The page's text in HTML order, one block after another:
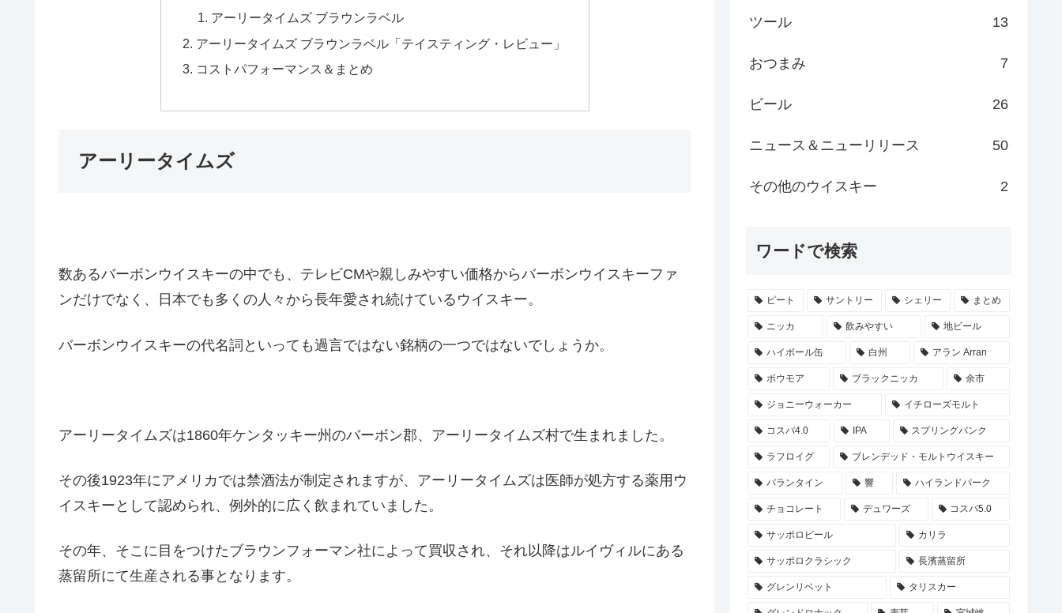
アーリータイムズ ブラウンラベル
アーリータイムズ ブラウンラベル「テイスティング・レビュー」
コストパフォーマンス＆まとめ
アーリータイムズ
数あるバーボンウイスキーの中でも、テレビCMや親しみやすい価格からバーボンウイスキーファ
ンだけでなく、日本でも多くの人々から長年愛され続けているウイスキー。
バーボンウイスキーの代名詞といっても過言ではない銘柄の一つではないでしょうか。
アーリータイムズは1860年ケンタッキー州のバーボン郡、アーリータイムズ村で生まれました。
その後1923年にアメリカでは禁酒法が制定されますが、アーリータイムズは医師が処方する薬用ウ
イスキーとして認められ、例外的に広く飲まれていました。
その年、そこに目をつけたブラウンフォーマン社によって買収され、それ以降はルイヴィルにある
蒸留所にて生産される事となります。
ツール 13
おつまみ 7
ビール 26
ニュース＆ニューリリース 50
その他のウイスキー 2
ワードで検索
ピート サントリー シェリー まとめ
ニッカ 飲みやすい 地ビール
ハイボール缶 白州 アラン Arran
ボウモア ブラックニッカ 余市
ジョニーウォーカー イチローズモルト
コスパ4.0 IPA スプリングバンク
ラフロイグ ブレンデッド・モルトウイスキー
バランタイン 響 ハイランドパーク
チョコレート デュワーズ コスパ5.0
サッポロビール カリラ
サッポロクラシック 長濱蒸留所
グレンリベット タリスカー